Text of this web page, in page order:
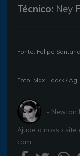
Técnico: Ney
Fonte: Felipe
Foto: Max Haack /
- Newton
Ajude o nosso
com